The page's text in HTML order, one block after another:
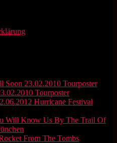
Soon 23.02.2010 Tourposter
Tourposter
Hurricane Festival
Will Know Us By The Trail Of
From The Tombs